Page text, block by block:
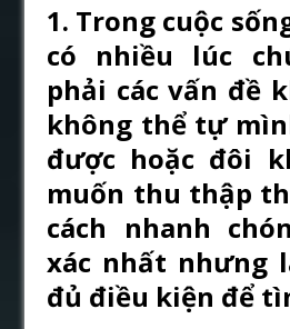
1. Trong cuộc
có nhiều lúc
phải các vấn đề
không thể tự
được hoặc đôi
muốn thu thập
cách nhanh
xác nhất nhưng
đủ điều kiện để